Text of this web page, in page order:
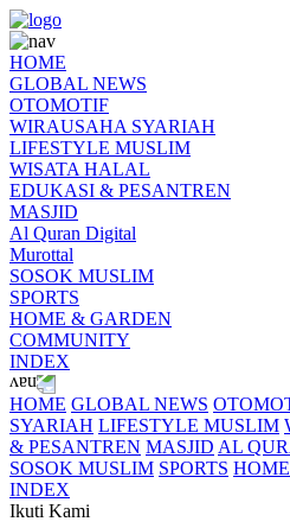
HOME
GLOBAL NEWS
OTOMOTIF
WIRAUSAHA SYARIAH
LIFESTYLE MUSLIM
WISATA HALAL
EDUKASI & PESANTREN
MASJID
Al Quran Digital
Murottal
SOSOK MUSLIM
SPORTS
HOME & GARDEN
COMMUNITY
INDEX
HOME GLOBAL NEWS
SYARIAH LIFESTYLE MUSLIM
& PESANTREN MASJID AL
SOSOK MUSLIM SPORTS
INDEX
Ikuti Kami